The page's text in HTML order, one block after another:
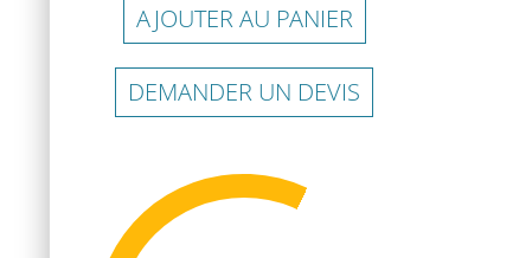
AJOUTER AU PANIER
DEMANDER UN DEVIS